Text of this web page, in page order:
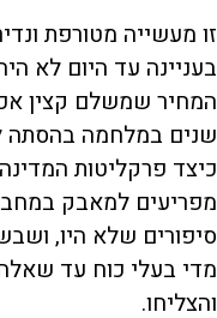
זו מעשייה מטורפת
בעניינה עד היום לא
המחיר שמשלם קצין
שנים במלחמה בהסתה
כיצד פרקליטות
מפריעים למאבק
סיפורים שלא היו,
מדי בעלי כוח עד
והצליחו.